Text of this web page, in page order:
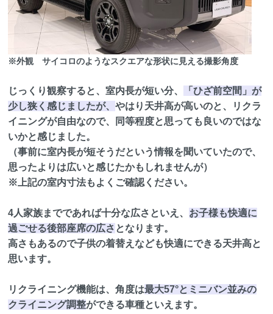
※外観 サイコロのようなスクエアな形状に見える撮影角度
じっくり観察すると、室内長が短い分、
「ひざ前空間」が
少し狭く感じましたが、 やはり天井高が高いのと、リクラ
イニングが自由なので、同等程度と思っても良いのではな
いかと感じました。
（事前に室内長が短そうだという情報を聞いていたので、
思ったよりは広いと感じたかもしれませんが）
※上記の室内寸法もよくご確認ください。
4人家族までであれば十分な広さといえ、 お子様も快適に
過ごせる後部座席の広さ となります。
高さもあるので子供の着替えなども快適にできる天井高と
思います。
リクライニング機能は、角度は最大57°とミニバン並みの
クライニング調整ができる車種といえます。